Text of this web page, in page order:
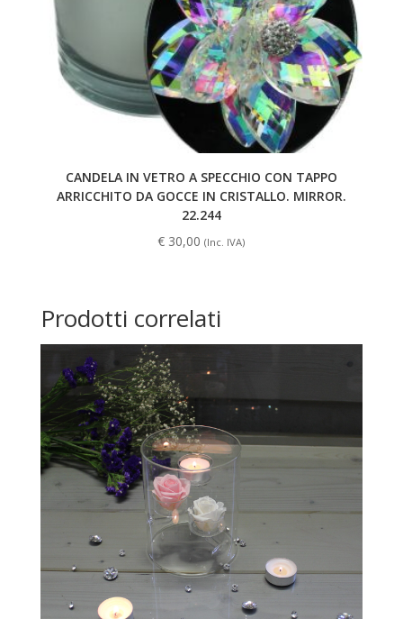
CANDELA IN VETRO A SPECCHIO CON TAPPO
ARRICCHITO DA GOCCE IN CRISTALLO. MIRROR.
22.244
€ 30,00 (Inc. IVA)
Prodotti correlati